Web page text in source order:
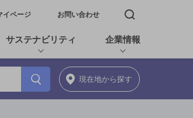
ンドウで開く
イページ お問い合わせ 検索窓を開く
サステナビリティ 企業情報
現在地から探す